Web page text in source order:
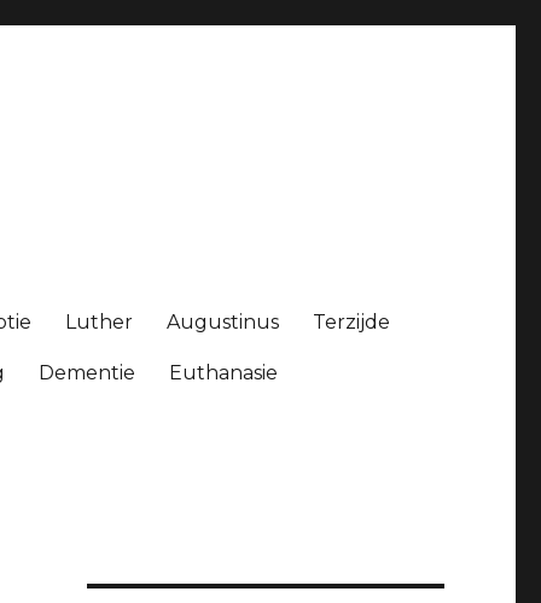
Luther Augustinus Terzijde
Dementie Euthanasie